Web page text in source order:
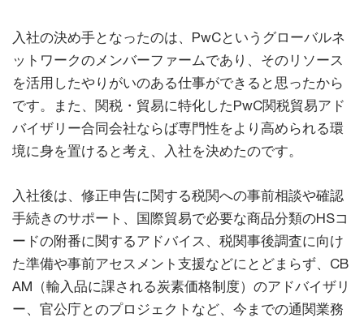
入社の決め手となったのは、PwCというグローバルネ
ットワークのメンバーファームであり、そのリソース
を活用したやりがいのある仕事ができると思ったから
です。また、関税・貿易に特化したPwC関税貿易アド
バイザリー合同会社ならば専門性をより高められる環
境に身を置けると考え、入社を決めたのです。
入社後は、修正申告に関する税関への事前相談や確認
手続きのサポート、国際貿易で必要な商品分類のHSコ
ードの附番に関するアドバイス、税関事後調査に向け
た準備や事前アセスメント支援などにとどまらず、CB
AM（輸入品に課される炭素価格制度）のアドバイザリ
ー、官公庁とのプロジェクトなど、今までの通関業務